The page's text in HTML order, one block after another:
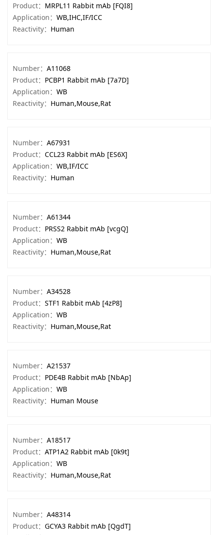
Product： MRPL11 Rabbit mAb [FQI8]
Application： WB,IHC,IF/ICC
Reactivity： Human
Number： A11068
Product： PCBP1 Rabbit mAb [7a7D]
Application： WB
Reactivity： Human,Mouse,Rat
Number： A67931
Product： CCL23 Rabbit mAb [ES6X]
Application： WB,IF/ICC
Reactivity： Human
Number： A61344
Product： PRSS2 Rabbit mAb [vcgQ]
Application： WB
Reactivity： Human,Mouse,Rat
Number： A34528
Product： STF1 Rabbit mAb [4zP8]
Application： WB
Reactivity： Human,Mouse,Rat
Number： A21537
Product： PDE4B Rabbit mAb [NbAp]
Application： WB
Reactivity： Human Mouse
Number： A18517
Product： ATP1A2 Rabbit mAb [0k9t]
Application： WB
Reactivity： Human,Mouse,Rat
Number： A48314
Product： GCYA3 Rabbit mAb [QgdT]